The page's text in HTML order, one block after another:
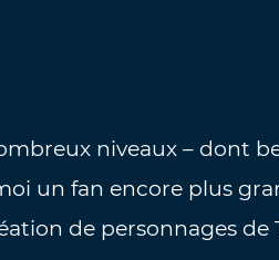
niveaux – dont
un fan encore plus
de personnages de